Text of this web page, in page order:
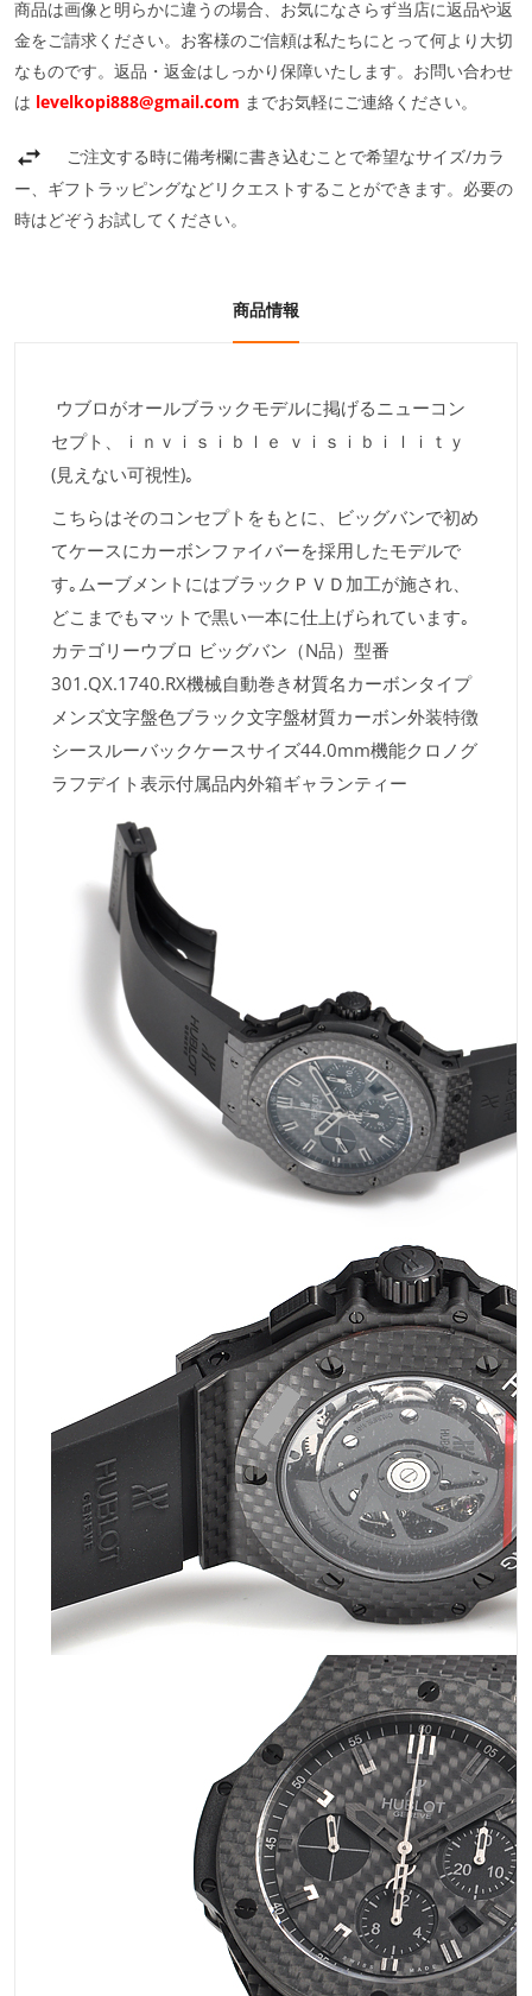
商品は画像と明らかに違うの場合、お気になさらず当店に返品や返
金をご請求ください。お客様のご信頼は私たちにとって何より大切
なものです。返品・返金はしっかり保障いたします。お問い合わせ
は levelkopi888@gmail.com までお気軽にご連絡ください。
ご注文する時に備考欄に書き込むことで希望なサイズ/カラ
ー、ギフトラッピングなどリクエストすることができます。必要の
時はどぞうお試してください。
商品情報
ウブロがオールブラックモデルに掲げるニューコン
セプト、ｉｎｖｉｓｉｂｌｅ ｖｉｓｉｂｉｌｉｔｙ
(見えない可視性)｡
こちらはそのコンセプトをもとに、ビッグバンで初め
てケースにカーボンファイバーを採用したモデルで
す｡ムーブメントにはブラックＰＶＤ加工が施され、
どこまでもマットで黒い一本に仕上げられています｡
カテゴリーウブロ ビッグバン（N品）型番
301.QX.1740.RX機械自動巻き材質名カーボンタイプ
メンズ文字盤色ブラック文字盤材質カーボン外装特徴
シースルーバックケースサイズ44.0mm機能クロノグ
ラフデイト表示付属品内外箱ギャランティー